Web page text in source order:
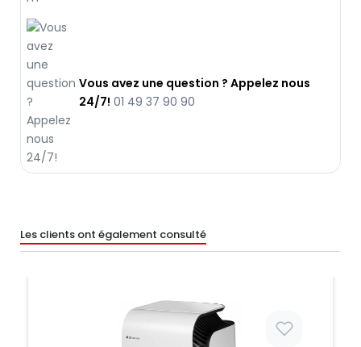
Vous avez une question ? Appelez nous
24/7! 01 49 37 90 90
Les clients ont également consulté